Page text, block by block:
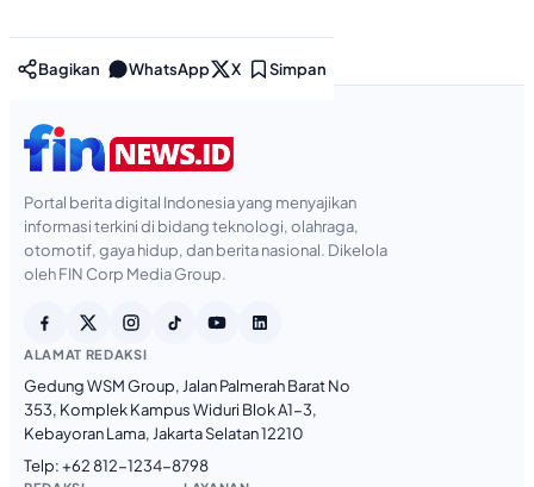
Bagikan WhatsApp X Simpan
Portal berita digital Indonesia yang menyajikan
informasi terkini di bidang teknologi, olahraga,
otomotif, gaya hidup, dan berita nasional. Dikelola
oleh FIN Corp Media Group.
ALAMAT REDAKSI
Gedung WSM Group, Jalan Palmerah Barat No
353, Komplek Kampus Widuri Blok A1-3,
Kebayoran Lama, Jakarta Selatan 12210
Telp:+62 812-1234-8798